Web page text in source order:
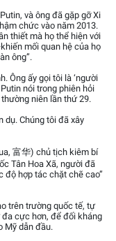
và ông đã gặp gỡ Xi
chức vào năm 2013.
thiết mà họ thể hiện với
mối quan hệ của họ
ông”.
Ông ấy gọi tôi là ‘người
nói trong phiên hỏi
niên lần thứ 29.
dụ. Chúng tôi đã xây
富华) chủ tịch kiêm bí
Tân Hoa Xã, người đã
độ hợp tác chặt chẽ cao”
trên trường quốc tế, tự
cực hơn, để đối kháng
Mỹ dẫn đầu.